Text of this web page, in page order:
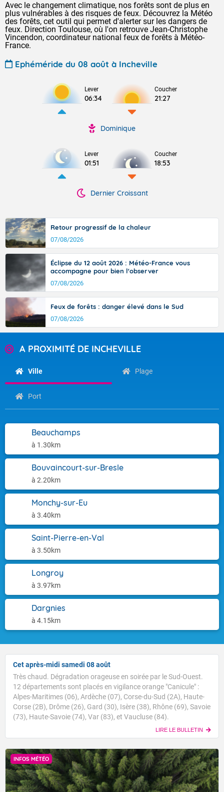
Avec le changement climatique, nos forêts sont de plus en
plus vulnérables à des risques de feux. Découvrez la Météo
des forêts, cet outil qui permet d'alerter sur les dangers de
feux. Direction Toulouse, où l'on retrouve Jean-Christophe
Vincendon, coordinateur national feux de forêts à Météo-
France.
Ephéméride du 08 août à Incheville
Lever
06:34
Coucher
21:27
Dominique
Lever
01:51
Coucher
18:53
Dernier Croissant
Retour progressif de la chaleur
07/08/2026
Éclipse du 12 août 2026 : Météo-France vous
accompagne pour bien l'observer
07/08/2026
Feux de forêts : danger élevé dans le Sud
07/08/2026
A PROXIMITÉ DE INCHEVILLE
Ville Plage
Port
Beauchamps
à 1.30km
Bouvaincourt-sur-Bresle
à 2.20km
Monchy-sur-Eu
à 3.40km
Saint-Pierre-en-Val
à 3.50km
Longroy
à 3.97km
Dargnies
à 4.15km
Cet après-midi samedi 08 août
Très chaud. Dégradation orageuse en soirée par le Sud-Ouest.
12 départements sont placés en vigilance orange "Canicule" :
Alpes-Maritimes (06), Ardèche (07), Corse-du-Sud (2A), Haute-
Corse (2B), Drôme (26), Gard (30), Isère (38), Rhône (69), Savoie
(73), Haute-Savoie (74), Var (83), et Vaucluse (84).
LIRE LE BULLETIN
INFOS MÉTÉO